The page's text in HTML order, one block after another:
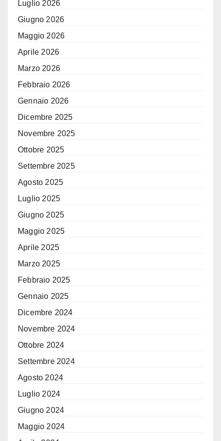
Luglio 2026
Giugno 2026
Maggio 2026
Aprile 2026
Marzo 2026
Febbraio 2026
Gennaio 2026
Dicembre 2025
Novembre 2025
Ottobre 2025
Settembre 2025
Agosto 2025
Luglio 2025
Giugno 2025
Maggio 2025
Aprile 2025
Marzo 2025
Febbraio 2025
Gennaio 2025
Dicembre 2024
Novembre 2024
Ottobre 2024
Settembre 2024
Agosto 2024
Luglio 2024
Giugno 2024
Maggio 2024